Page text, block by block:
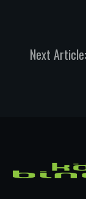
Next Article: